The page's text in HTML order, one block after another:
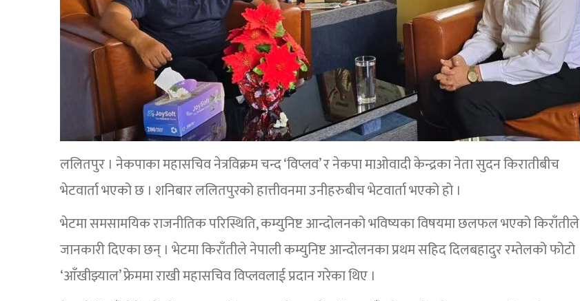
ललितपुर । नेकपाका महासचिव नेत्रविक्रम चन्द ‘विप्लव’ र नेकपा माओवादी केन्द्रका नेता सुदन किरातीबीच
भेटवार्ता भएको छ । शनिबार ललितपुरको हात्तीवनमा उनीहरुबीच भेटवार्ता भएको हो ।
भेटमा समसामयिक राजनीतिक परिस्थिति, कम्युनिष्ट आन्दोलनको भविष्यका विषयमा छलफल भएको किराँतीले
जानकारी दिएका छन् । भेटमा किराँतीले नेपाली कम्युनिष्ट आन्दोलनका प्रथम सहिद दिलबहादुर रम्तेलको फोटो
‘आँखीझ्याल’ फ्रेममा राखी महासचिव विप्लवलाई प्रदान गरेका थिए ।